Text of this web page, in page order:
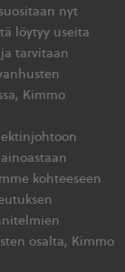
nyt
löytyy useita
tarvitaan
Kimmo
kohteeseen
osalta, Kimmo